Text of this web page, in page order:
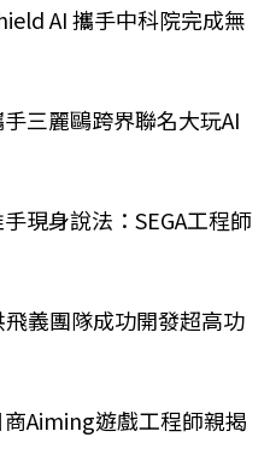
AI 攜手中科院完成無
三麗鷗跨界聯名大玩AI
現身說法：SEGA工程師
義團隊成功開發超高功
Aiming遊戲工程師親揭